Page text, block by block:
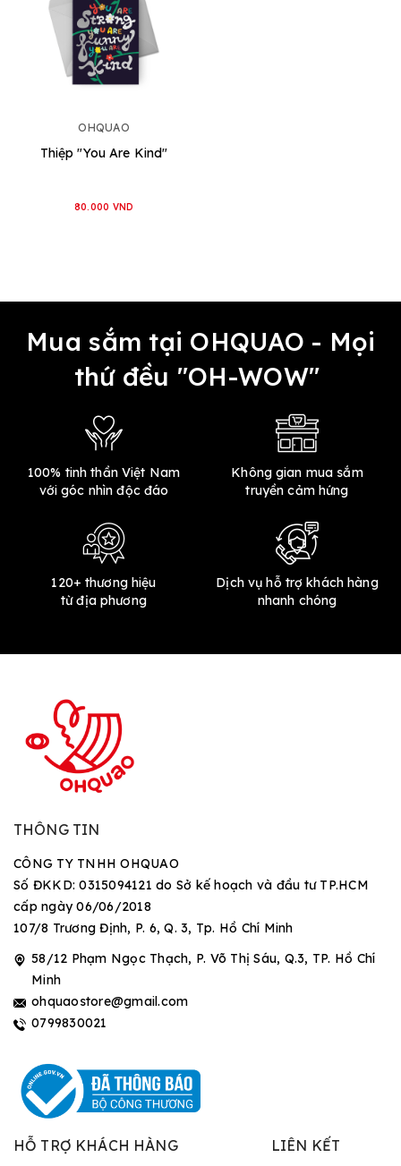
OHQUAO
Thiệp "You Are Kind"
80.000 VND
Mua sắm tại OHQUAO - Mọi
thứ đều "OH-WOW"
100% tinh thần Việt Nam
với góc nhìn độc đáo
Không gian mua sắm
truyền cảm hứng
120+ thương hiệu
từ địa phương
Dịch vụ hỗ trợ khách hàng
nhanh chóng
THÔNG TIN
CÔNG TY TNHH OHQUAO
Số ĐKKD: 0315094121 do Sở kế hoạch và đầu tư TP.HCM
cấp ngày 06/06/2018
107/8 Trương Định, P. 6, Q. 3, Tp. Hồ Chí Minh
58/12 Phạm Ngọc Thạch, P. Võ Thị Sáu, Q.3, TP. Hồ Chí
Minh
ohquaostore@gmail.com
0799830021
HỖ TRỢ KHÁCH HÀNG LIÊN KẾT